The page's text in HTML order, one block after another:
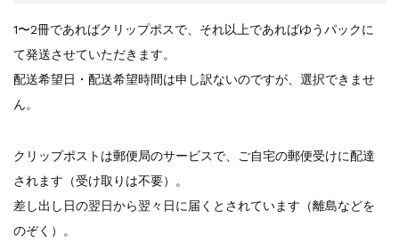
1〜2冊であればクリップポスで、それ以上であればゆうパックに
て発送させていただきます。
配送希望日・配送希望時間は申し訳ないのですが、選択できませ
ん。
クリップポストは郵便局のサービスで、ご自宅の郵便受けに配達
されます（受け取りは不要）。
差し出し日の翌日から翌々日に届くとされています（離島などを
のぞく）。